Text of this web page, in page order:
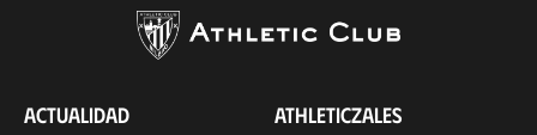
ACTUALIDAD ATHLETICZALES